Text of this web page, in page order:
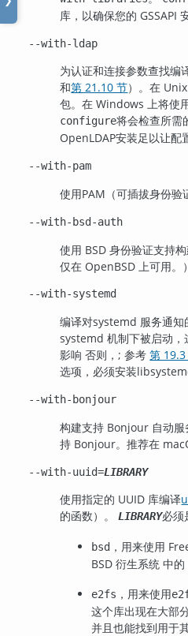
库，以确保您的 GSSAPI
--with-ldap
为认证和连接参数查找编
和第 21.10 节）。在
包。在 Windows 上将使
configure将会检查所需
OpenLDAP安装足以让配
--with-pam
使用PAM （可插拔身份验
--with-bsd-auth
使用 BSD 身份验证支持
仅在 OpenBSD 上可用。）
--with-systemd
编译对systemd 服务通知
systemd 机制下被启动
影响 否则，; 参考第
选项，必须安装
--with-bonjour
构建支持 Bonjour 自动服
持 Bonjour。推荐在
--with-uuid=LIBRARY
使用指定的 UUID 库编译
的函数）。LIBRARY必须
bsd ，用来使用
BSD 衍生系统 中
e2fs ，用来使用
这个库出现在大部
并且也能找到用于